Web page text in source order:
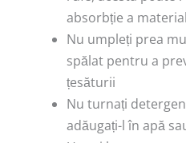
absorbție a
Nu umpleți prea
spălat pentru a
țesăturii
Nu turnați
adăugați-l în apă